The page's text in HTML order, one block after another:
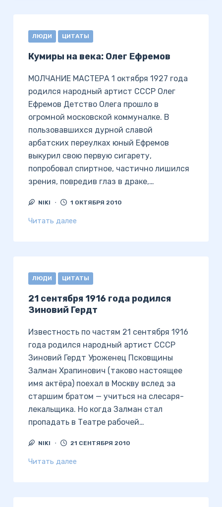
ЛЮДИ ЦИТАТЫ
Кумиры на века: Олег Ефремов
МОЛЧАНИЕ МАСТЕРА 1 октября 1927 года
родился народный артист СССР Олег
Ефремов Детство Олега прошло в
огромной московской коммуналке. В
пользовавшихся дурной славой
арбатских переулках юный Ефремов
выкурил свою первую сигарету,
попробовал спиртное, частично лишился
зрения, повредив глаз в драке,…
NIKI 1 ОКТЯБРЯ 2010
Читать далее
ЛЮДИ ЦИТАТЫ
21 сентября 1916 года родился
Зиновий Гердт
Известность по частям 21 сентября 1916
года родился народный артист СССР
Зиновий Гердт Уроженец Псковщины
Залман Храпинович (таково настоящее
имя актёра) поехал в Москву вслед за
старшим братом — учиться на слесаря-
лекальщика. Но когда Залман стал
пропадать в Театре рабочей…
NIKI 21 СЕНТЯБРЯ 2010
Читать далее